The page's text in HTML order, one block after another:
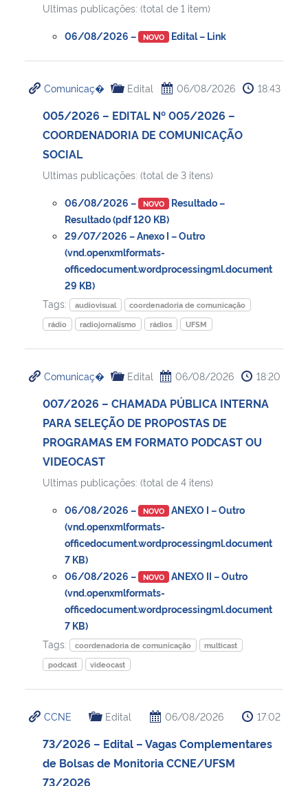
Ultimas publicações: (total de 1 item)
06/08/2026 – NOVO Edital – Link
Comunicaç� Edital 06/08/2026 18:43
005/2026 – EDITAL Nº 005/2026 –
COORDENADORIA DE COMUNICAÇÃO
SOCIAL
Ultimas publicações: (total de 3 itens)
06/08/2026 – NOVO Resultado –
Resultado (pdf 120 KB)
29/07/2026 – Anexo I – Outro
(vnd.openxmlformats-
officedocument.wordprocessingml.document
29 KB)
Tags:
audiovisual
coordenadoria de comunicação
rádio
radiojornalismo rádios UFSM
Comunicaç� Edital 06/08/2026 18:20
007/2026 – CHAMADA PÚBLICA INTERNA
PARA SELEÇÃO DE PROPOSTAS DE
PROGRAMAS EM FORMATO PODCAST OU
VIDEOCAST
Ultimas publicações: (total de 4 itens)
06/08/2026 – NOVO ANEXO I – Outro
(vnd.openxmlformats-
officedocument.wordprocessingml.document
7 KB)
06/08/2026 –
NOVO ANEXO II – Outro
(vnd.openxmlformats-
officedocument.wordprocessingml.document
7 KB)
Tags:
coordenadoria de comunicação
multicast
podcast
videocast
CCNE Edital 06/08/2026 17:02
73/2026 – Edital – Vagas Complementares
de Bolsas de Monitoria CCNE/UFSM
73/2026